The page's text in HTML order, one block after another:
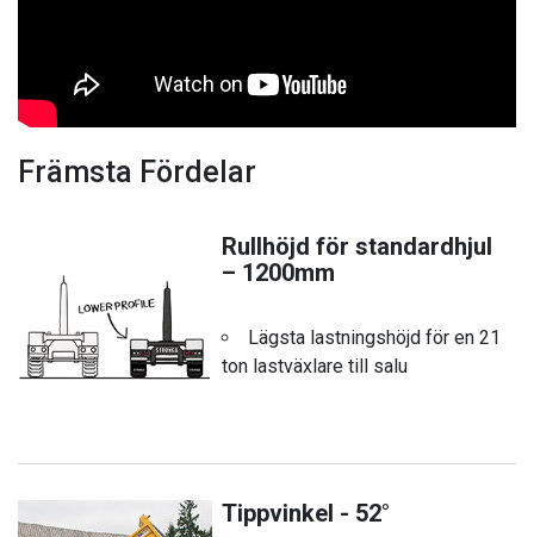
Främsta Fördelar
Rullhöjd för standardhjul
– 1200mm
Lägsta lastningshöjd för en 21
ton lastväxlare till salu
Tippvinkel - 52°